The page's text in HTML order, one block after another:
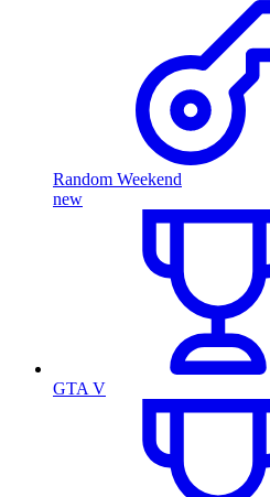
Random Weekend
new
GTA V